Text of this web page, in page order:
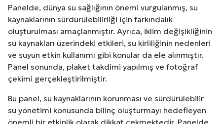
Panelde, dünya su sağlığının önemi vurgulanmış, su
kaynaklarının sürdürülebilirliği için farkındalık
oluşturulması amaçlanmıştır. Ayrıca, iklim değişikliğinin
su kaynakları üzerindeki etkileri, su kirliliğinin nedenleri
ve suyun etkin kullanımı gibi konular da ele alınmıştır.
Panel sonunda, plaket takdimi yapılmış ve fotoğraf
çekimi gerçekleştirilmiştir.
Bu panel, su kaynaklarının korunması ve sürdürülebilir
su yönetimi konusunda bilinç oluşturmayı hedefleyen
önemli bir etkinlik olarak dikkat çekmektedir. Panelde